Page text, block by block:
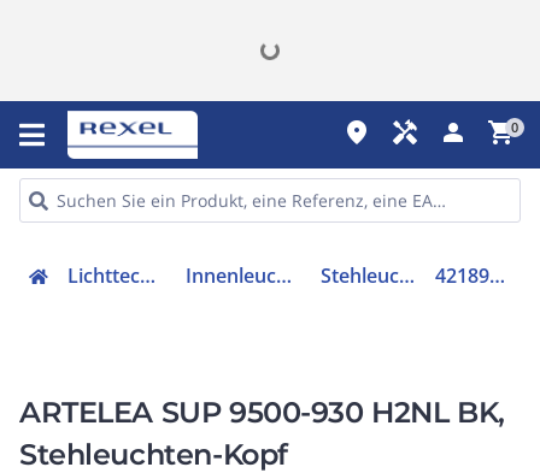
place handyman person shopping_cart0
Lichttechnik Innenleuchten Stehleuchte 42189659
ARTELEA SUP 9500-930 H2NL BK,
Stehleuchten-Kopf